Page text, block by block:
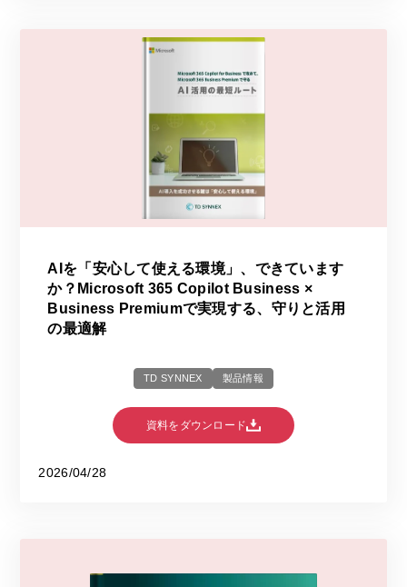
AIを「安心して使える環境」、できています
か？Microsoft 365 Copilot Business ×
Business Premiumで実現する、守りと活用
の最適解
TD SYNNEX 製品情報
資料をダウンロード
2026/04/28